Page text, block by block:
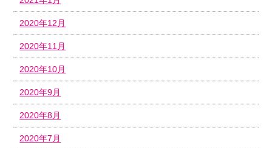
2020年12月
2020年11月
2020年10月
2020年9月
2020年8月
2020年7月